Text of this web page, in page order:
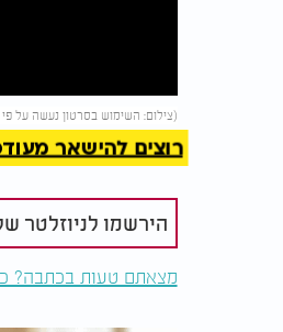
(צילום: השימוש בסרטון נעשה על פי סעיף 27א בכפוף לחוק זכות היוצרים. בעל זכות היוצרים זכאי לבקש
רוצים להישאר
הירשמו לניוזלטר
מצאתם טעות בכתבה?